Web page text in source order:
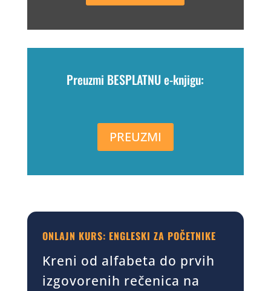
Preuzmi BESPLATNU e-knjigu:
PREUZMI
ONLAJN KURS: ENGLESKI ZA POČETNIKE
Kreni od alfabeta do prvih
izgovorenih rečenica na